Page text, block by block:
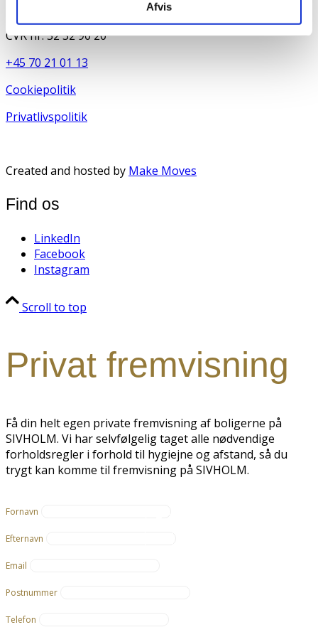
Afvis
CVR nr: 32 32 90 20
+45 70 21 01 13
Cookiepolitik
Privatlivspolitik
Created and hosted by Make Moves
Find os
LinkedIn
Facebook
Instagram
Scroll to top
Privat fremvisning
Få din helt egen private fremvisning af boligerne på
SIVHOLM. Vi har selvfølgelig taget alle nødvendige
forholdsregler i forhold til hygiejne og afstand, så du
trygt kan komme til fremvisning på SIVHOLM.
Fornavn
Efternavn
Email
Postnummer
Telefon